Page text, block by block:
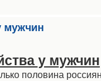
мужчин
у мужчин
половина